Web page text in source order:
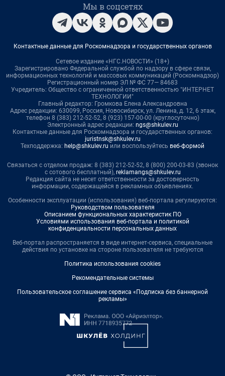
Мы в соцсетях
Контактные данные для Роскомнадзора и государственных органов
Сетевое издание «НГС.НОВОСТИ» (18+)
Зарегистрировано Федеральной службой по надзору в сфере связи,
информационных технологий и массовых коммуникаций (Роскомнадзор)
Регистрационный номер ЭЛ № ФС 77— 84683
Учредитель: Общество с ограниченной ответственностью "ИНТЕРНЕТ
ТЕХНОЛОГИИ"
Главный редактор: Громкова Елена Александровна
Адрес редакции: 630099, Россия, Новосибирск, ул. Ленина, д. 12, 6 этаж,
телефон 8 (383) 212-52-52, 8 (923) 157-00-00 (круглосуточно)
Электронный адрес редакции: ngs@shkulev.ru
Контактные данные для Роскомнадзора и государственных органов:
juristnsk@shkulev.ru
Техподдержка: help@shkulev.ru или воспользуйтесь веб-формой
Связаться с отделом продаж: 8 (383) 212-52-52, 8 (800) 200-03-83 (звонок
с сотового бесплатный), reklamangs@shkulev.ru
Редакция сайта не несет ответственности за достоверность
информации, содержащейся в рекламных объявлениях.
Особенности эксплуатации (использования) веб-портала регулируются:
Руководством пользователя
Описанием функциональных характеристик ПО
Условиями использования веб-портала и политикой
конфиденциальности персональных данных
Веб-портал распространяется в виде интернет-сервиса, специальные
действия по установке на стороне пользователя не требуются
Политика использования cookies
Рекомендательные системы
Пользовательское соглашение сервиса «Подписка без баннерной
рекламы»